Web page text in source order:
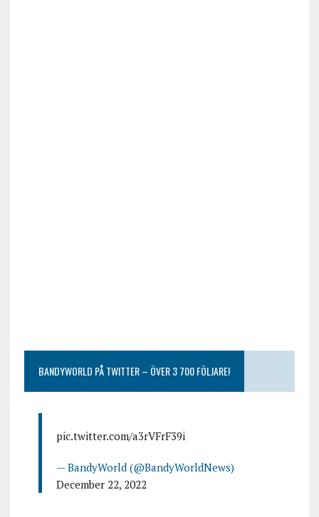
BANDYWORLD PÅ TWITTER – ÖVER 3 700 FÖLJARE!
pic.twitter.com/a3rVFrF39i
— BandyWorld (@BandyWorldNews)
December 22, 2022